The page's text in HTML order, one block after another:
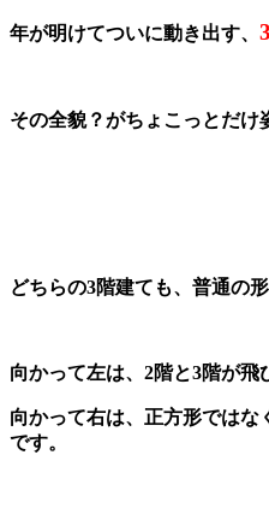
年が明けてついに動き出す、
その全貌？がちょこっとだけ
どちらの3階建ても、普通の
向かって左は、2階と3階が飛
向かって右は、正方形ではな
です。